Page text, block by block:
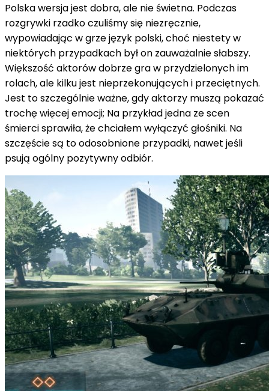
Polska wersja jest dobra, ale nie świetna. Podczas
rozgrywki rzadko czuliśmy się niezręcznie,
wypowiadając w grze język polski, choć niestety w
niektórych przypadkach był on zauważalnie słabszy.
Większość aktorów dobrze gra w przydzielonych im
rolach, ale kilku jest nieprzekonujących i przeciętnych.
Jest to szczególnie ważne, gdy aktorzy muszą pokazać
trochę więcej emocji; Na przykład jedna ze scen
śmierci sprawiła, że ​​chciałem wyłączyć głośniki. Na
szczęście są to odosobnione przypadki, nawet jeśli
psują ogólny pozytywny odbiór.